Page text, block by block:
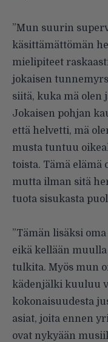
”Mun suurin
käsittämättömän
mielipiteet
jokaisen
siitä, kuka mä olen
Jokaisen pohjan
että helvetti, mä
musta tuntuu
toista. Tämä elämä
mutta ilman sitä
tuota sisukasta
”Tämän lisäksi
eikä kellään muulla
tulkita. Myös mun
kädenjälki kuuluu
kokonaisuudesta
asiat, joita ennen
ovat nykyään